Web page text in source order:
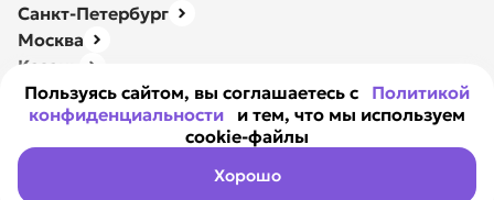
Пользуясь сайтом, вы соглашаетесь с Политикой
конфиденциальности и тем, что мы используем
cookie-файлы
Хорошо
Санкт-Петербург
Москва
Казань
Нижний Новгород
Ярославль
Навигация
О компании
Контакты